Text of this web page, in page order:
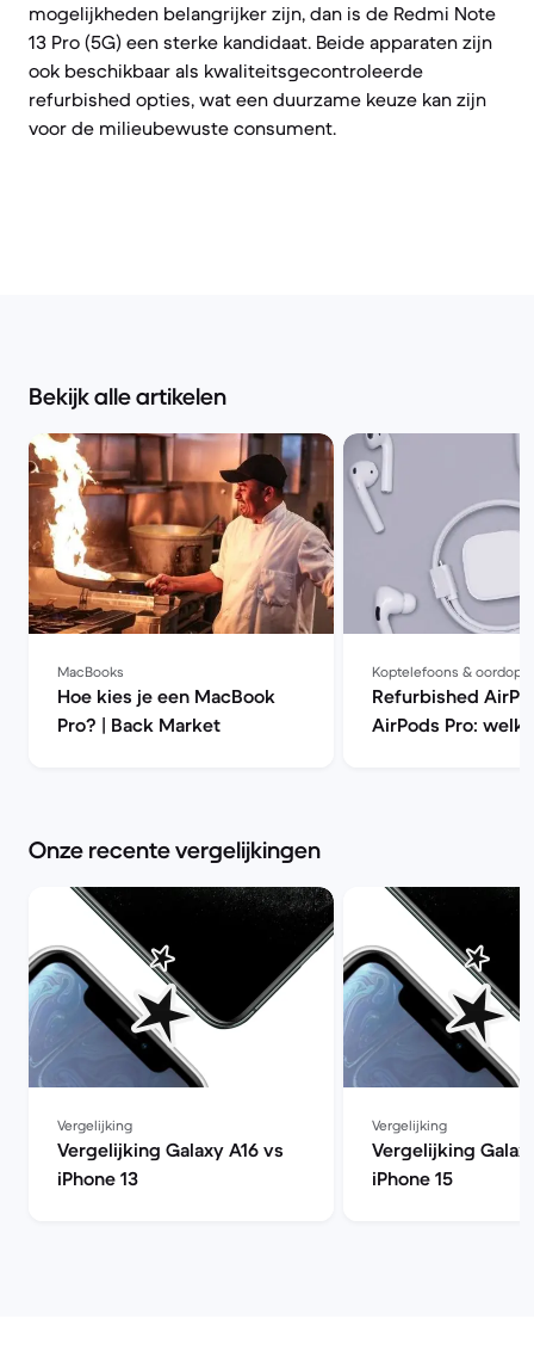
mogelijkheden belangrijker zijn, dan is de Redmi Note
13 Pro (5G) een sterke kandidaat. Beide apparaten zijn
ook beschikbaar als kwaliteitsgecontroleerde
refurbished opties, wat een duurzame keuze kan zijn
voor de milieubewuste consument.
Bekijk alle artikelen
MacBooks
Hoe kies je een MacBook
Pro? | Back Market
Koptelefoons &
Refurbished
AirPods Pro:
Onze recente vergelijkingen
Vergelijking
Vergelijking Galaxy A16 vs
iPhone 13
Vergelijking
Vergelijking
iPhone 15